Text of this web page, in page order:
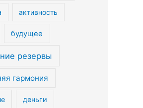
активность
будущее
резервы
гармония
деньги